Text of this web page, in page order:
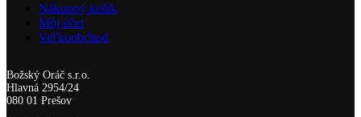
Nákupný košík
Môj účet
Veľkoobchod
Božský Oráč s.r.o.
Hlavná 2954/24
080 01 Prešov